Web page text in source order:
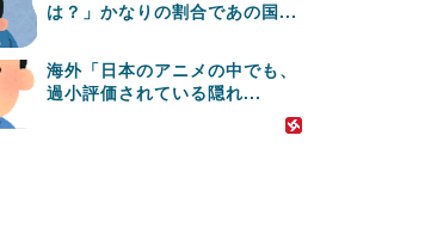
は？」かなりの割合であの国...
海外「日本のアニメの中でも、
過小評価されている隠れ...